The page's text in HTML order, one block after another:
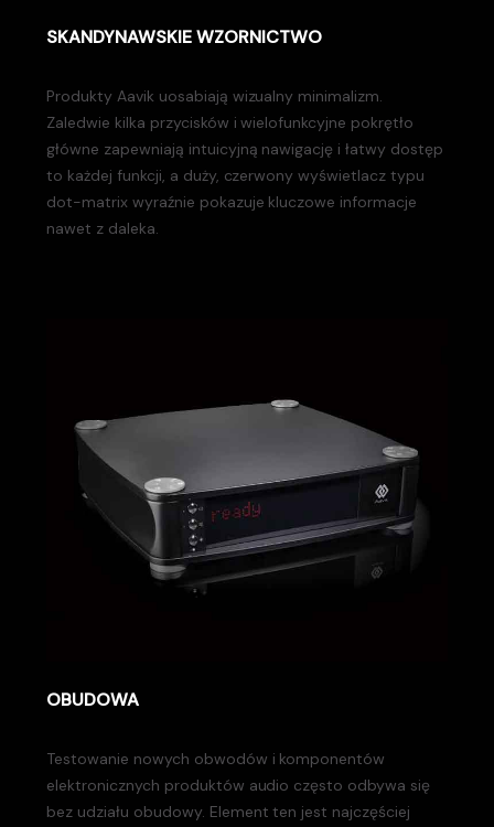
SKANDYNAWSKIE WZORNICTWO
Produkty Aavik uosabiają wizualny minimalizm.
Zaledwie kilka przycisków i wielofunkcyjne pokrętło
główne zapewniają intuicyjną nawigację i łatwy dostęp
to każdej funkcji, a duży, czerwony wyświetlacz typu
dot-matrix wyraźnie pokazuje kluczowe informacje
nawet z daleka.
OBUDOWA
Testowanie nowych obwodów i komponentów
elektronicznych produktów audio często odbywa się
bez udziału obudowy. Element ten jest najczęściej